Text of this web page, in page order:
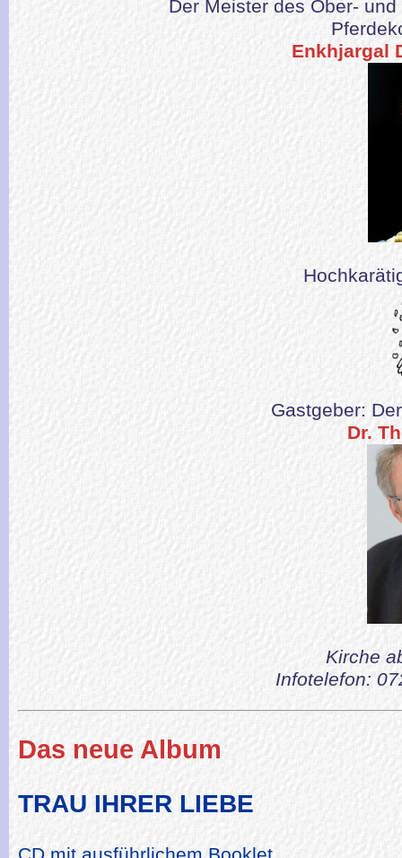
Der Meister des Ober-
Enkhjargal
Gastgeber:
Dr.
Kirche
Infotelefon:
Das neue Album
TRAU IHRER LIEBE